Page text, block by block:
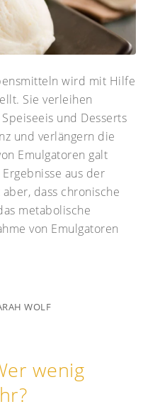
wird mit Hilfe
Sie verleihen
und Desserts
und verlängern die
Emulgatoren galt
aus der
dass chronische
metabolische
von Emulgatoren
WOLF
wenig